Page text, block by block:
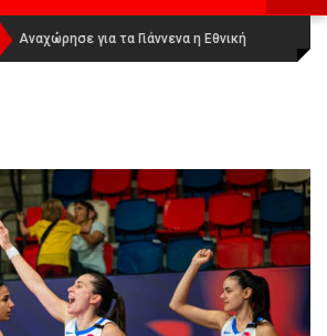
Οι Πάνθηρες Καβάλας στην Women
Basketball League 1
Αναχώρησε για τα Γιάννενα η Εθνική
Γυναικών: